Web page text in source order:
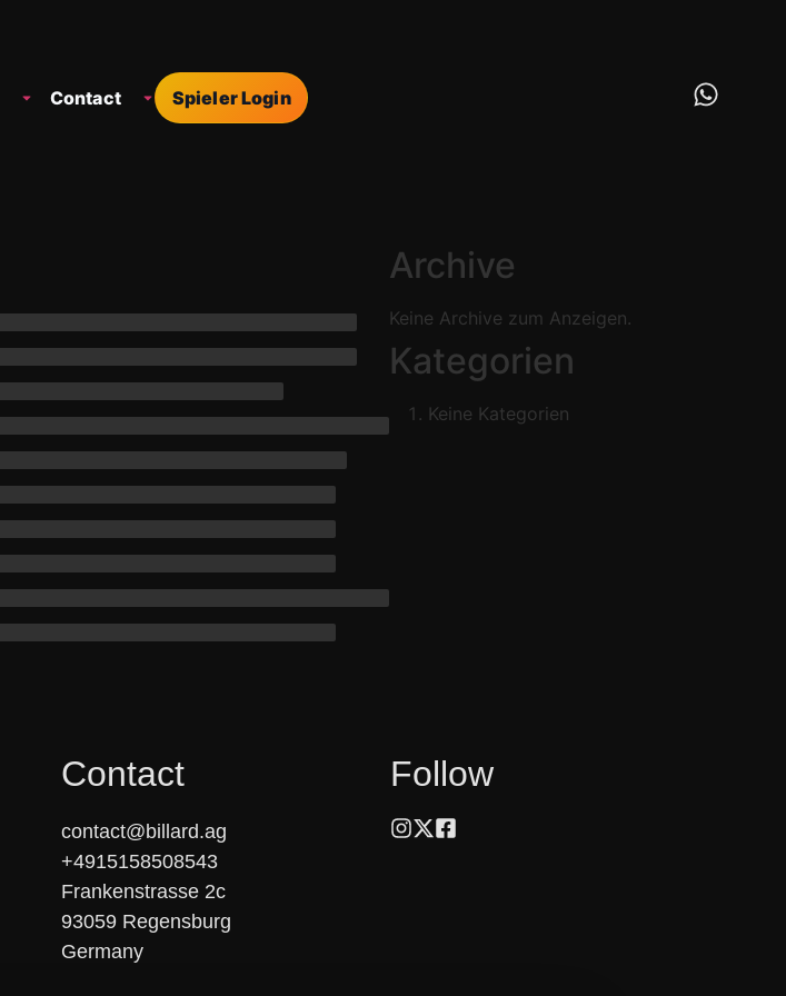
Contact Spieler Login
Archive
Keine Archive zum Anzeigen.
Kategorien
Keine Kategorien
Contact
contact@billard.ag
+4915158508543
Frankenstrasse 2c
93059 Regensburg
Germany
Follow